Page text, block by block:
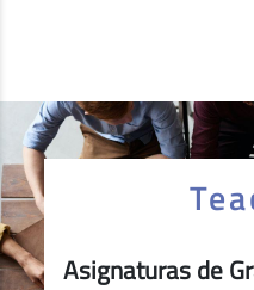
Asignaturas de